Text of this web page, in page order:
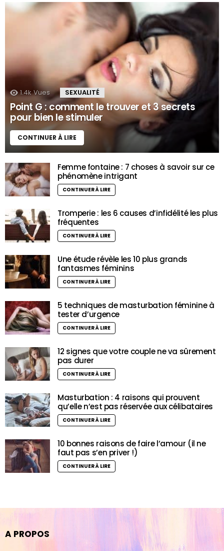
1.4k Vues SEXUALITÉ
Point G : comment le trouver et 3 secrets
pour bien le stimuler
CONTINUER À LIRE
Femme fontaine : 7 choses à savoir sur ce
phénomène intrigant
CONTINUER À LIRE
Tromperie : les 6 causes d’infidélité les plus
fréquentes
CONTINUER À LIRE
Une étude révèle les 10 plus grands
fantasmes féminins
CONTINUER À LIRE
5 techniques de masturbation féminine à
tester d’urgence
CONTINUER À LIRE
12 signes que votre couple ne va sûrement
pas durer
CONTINUER À LIRE
Masturbation : 4 raisons qui prouvent
qu’elle n’est pas réservée aux célibataires
CONTINUER À LIRE
10 bonnes raisons de faire l’amour (il ne
faut pas s’en priver !)
CONTINUER À LIRE
A PROPOS